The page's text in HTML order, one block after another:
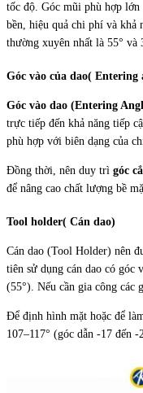
tốc độ. Góc mũi phù hợp lớn
bền, hiệu quả chi phí và khả
thường xuyên nhất là 55° và
Góc vào của dao( Entering
Góc vào dao (Entering
trực tiếp đến khả năng tiếp
phù hợp với biên dạng của
Đồng thời, nên duy trì góc
để nâng cao chất lượng bề
Tool holder( Cán dao)
Cán dao (Tool Holder) nên
tiên sử dụng cán dao có góc
(55°). Nếu cần gia công các
Để định hình mặt hoặc để
107–117° (góc dẫn -17 đến